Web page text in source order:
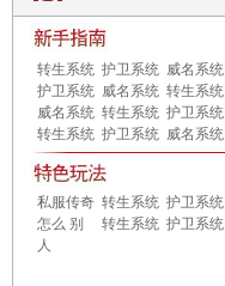
转生系统 护卫系统 威名系统
护卫系统 威名系统 转生系统
威名系统 转生系统 护卫系统
转生系统 护卫系统 威名系统
私服传奇
怎么 别
人
转生系统 护卫系统
转生系统 护卫系统